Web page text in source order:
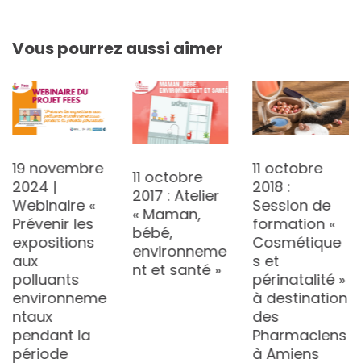
Vous pourrez aussi aimer
19 novembre
2024 |
Webinaire «
Prévenir les
expositions
aux
polluants
environneme
ntaux
pendant la
période
11 octobre
2017 : Atelier
« Maman,
bébé,
environneme
nt et santé »
11 octobre
2018 :
Session de
formation «
Cosmétique
s et
périnatalité »
à destination
des
Pharmaciens
à Amiens